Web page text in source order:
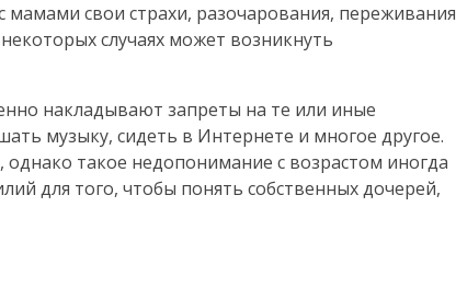
мамами свои страхи, разочарования, переживания
случаях может возникнуть
накладывают запреты на те или иные
музыку, сидеть в Интернете и многое другое.
такое недопонимание с возрастом иногда
для того, чтобы понять собственных дочерей,